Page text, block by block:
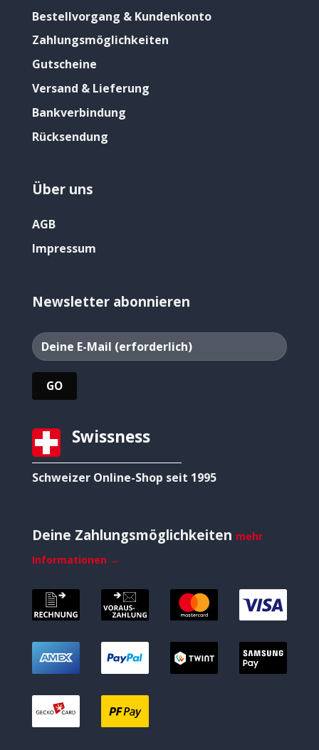
Bestellvorgang & Kundenkonto
Zahlungsmöglichkeiten
Gutscheine
Versand & Lieferung
Bankverbindung
Rücksendung
Über uns
AGB
Impressum
Newsletter abonnieren
Swissness
Schweizer Online-Shop seit 1995
Deine Zahlungsmöglichkeiten mehr
Informationen →